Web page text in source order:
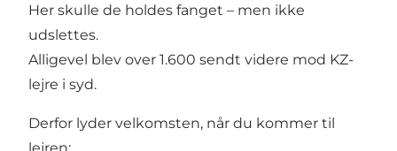
Her skulle de holdes fanget – men ikke
udslettes.
Alligevel blev over 1.600 sendt videre mod KZ-
lejre i syd.
Derfor lyder velkomsten, når du kommer til